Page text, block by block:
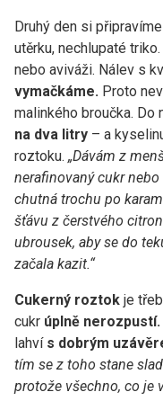
Druhý den si připravíme
utěrku, nechlupaté
nebo aviváži. Nálev s
vymačkáme. Proto
malinkého broučka. Do
na dva litry – a
roztoku. „Dávám z
nerafinovaný cukr
chutná trochu po
šťávu z čerstvého
ubrousek, aby se do
začala kazit.“
Cukerný roztok je
cukr úplně nerozpustí.
lahví s dobrým
tím se z toho stane
protože všechno, co je